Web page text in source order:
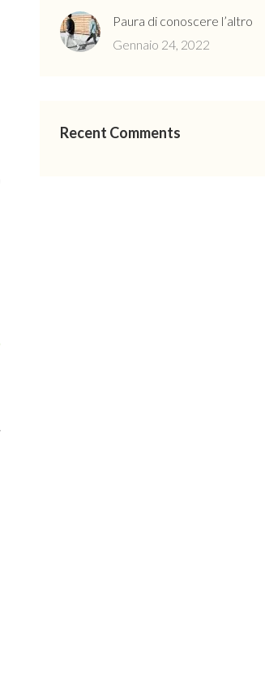
Paura di conoscere l’altro
Gennaio 24, 2022
Recent Comments